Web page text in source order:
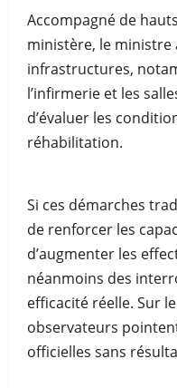
Accompagné de
ministère, le ministre
infrastructures,
l’infirmerie et les
d’évaluer les
réhabilitation.
Si ces démarches
de renforcer les
d’augmenter les
néanmoins des
efficacité réelle. Sur
observateurs
officielles sans